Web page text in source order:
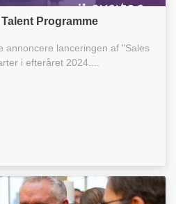
Programme
annoncere lanceringen af "Sales
i efteråret 2024....